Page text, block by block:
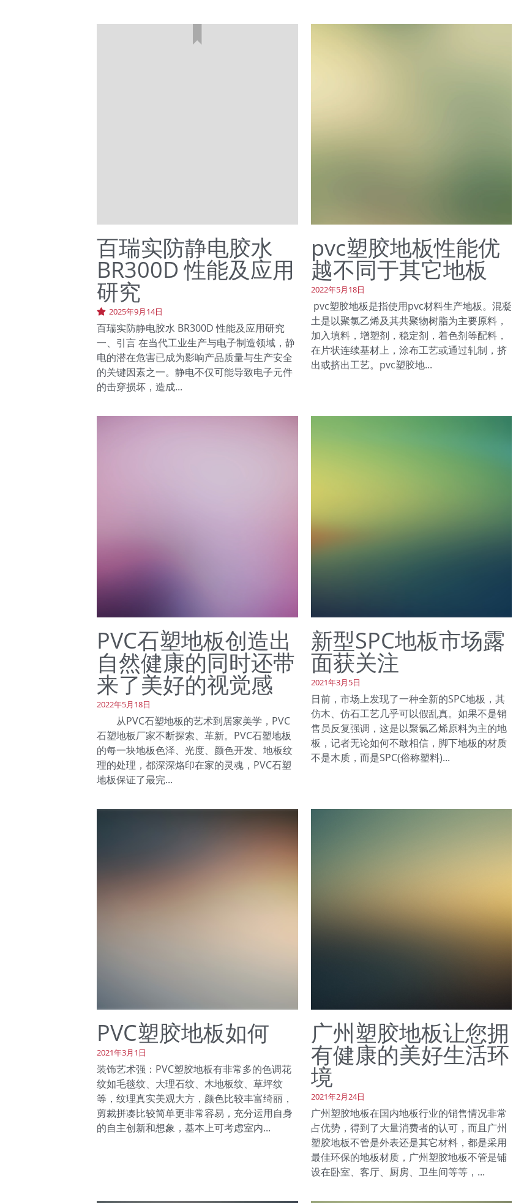
百瑞实防静电胶水
BR300D 性能及应用
研究
2025年9月14日
百瑞实防静电胶水 BR300D 性能及应用研究
一、引言 在当代工业生产与电子制造领域，静
电的潜在危害已成为影响产品质量与生产安全
的关键因素之一。静电不仅可能导致电子元件
的击穿损坏，造成...
pvc塑胶地板性能优
越不同于其它地板
2022年5月18日
pvc塑胶地板是指使用pvc材料生产地板。混凝
土是以聚氯乙烯及其共聚物树脂为主要原料，
加入填料，增塑剂，稳定剂，着色剂等配料，
在片状连续基材上，涂布工艺或通过轧制，挤
出或挤出工艺。pvc塑胶地...
PVC石塑地板创造出
自然健康的同时还带
来了美好的视觉感
2022年5月18日
从PVC石塑地板的艺术到居家美学，PVC
石塑地板厂家不断探索、革新。PVC石塑地板
的每一块地板色泽、光度、颜色开发、地板纹
理的处理，都深深烙印在家的灵魂，PVC石塑
地板保证了最完...
新型SPC地板市场露
面获关注
2021年3月5日
日前，市场上发现了一种全新的SPC地板，其
仿木、仿石工艺几乎可以假乱真。如果不是销
售员反复强调，这是以聚氯乙烯原料为主的地
板，记者无论如何不敢相信，脚下地板的材质
不是木质，而是SPC(俗称塑料)...
PVC塑胶地板如何
2021年3月1日
装饰艺术强：PVC塑胶地板有非常多的色调花
纹如毛毯纹、大理石纹、木地板纹、草坪纹
等，纹理真实美观大方，颜色比较丰富绮丽，
剪裁拼凑比较简单更非常容易，充分运用自身
的自主创新和想象，基本上可考虑室内...
广州塑胶地板让您拥
有健康的美好生活环
境
2021年2月24日
广州塑胶地板在国内地板行业的销售情况非常
占优势，得到了大量消费者的认可，而且广州
塑胶地板不管是外表还是其它材料，都是采用
最佳环保的地板材质，广州塑胶地板不管是铺
设在卧室、客厅、厨房、卫生间等等，...